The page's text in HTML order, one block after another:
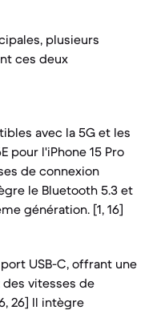
plusieurs
ces deux
avec la 5G et les
pour l'iPhone 15 Pro
de connexion
le Bluetooth 5.3 et
génération. [1, 16]
USB-C, offrant une
vitesses de
26] Il intègre